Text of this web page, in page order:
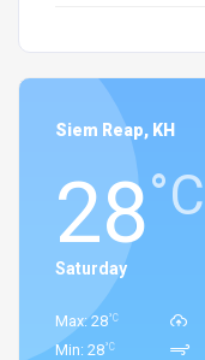
Siem Reap, KH
28°C
Saturday
Max: 28°C
Min: 28°C